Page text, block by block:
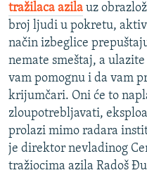
tražilaca azila uz
broj ljudi u pokretu,
način izbeglice
nemate smeštaj, a
vam pomognu i da vam
krijumčari. Oni će to
zloupotrebljavati,
prolazi mimo radara
je direktor nevladinog
tražiocima azila Radoš